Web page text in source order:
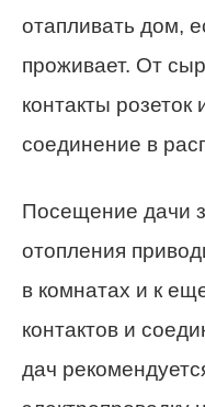
отапливать дом,
проживает. От
контакты
соединение в
Посещение дачи
отопления
в комнатах и к
контактов и
дач